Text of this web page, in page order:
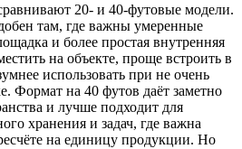
20- и 40-футовые модели.
там, где важны умеренные
и более простая внутренняя
на объекте, проще встроить в
использовать при не очень
Формат на 40 футов даёт заметно
и лучше подходит для
хранения и задач, где важна
на единицу продукции. Но